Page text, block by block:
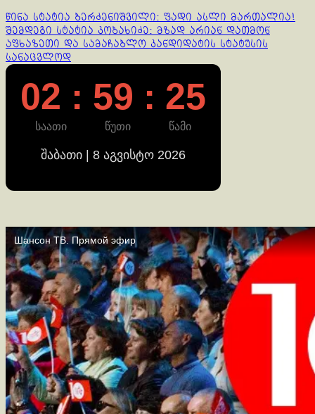
Continue
Reading
წინა სტატია ბერძენიშვილი: ფადი ასლი მართალია!
შემდეგი სტატია კობახიძე: მზად არიან დათმონ
აფხაზეთი და სამაჩაბლო კანდიდატის სტატუსის
სანაცვლოდ
02 : 59 : 26
საათი წუთი წამი
შაბათი | 8 აგვისტო 2026